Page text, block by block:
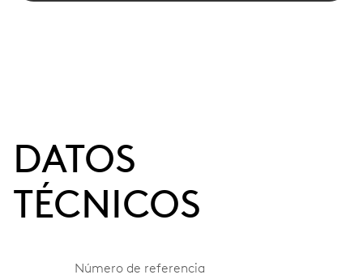
DATOS
TÉCNICOS
Número de referencia